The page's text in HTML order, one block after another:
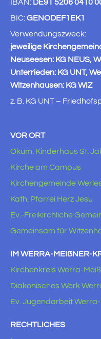
IBAN: DE91 5206 0410
BIC:GENODEF1EK1
Verwendungszweck:
jeweilige
Neuseesen: KG NEUS,
Unterrieden: KG UNT,
Witzenhausen: KG WIZ
z. B. KG UNT –
VOR ORT
Ökum. Kinderhaus St.
Kirche am Campus
Kirchengemeinde
Kath. Pfarrei Herz Jesu
Ev.-Freikirchliche
Gemeinsam für
IM WERRA-MEIẞNER-
Kirchenkreis Werra-
Diakonisches Werk
Ev. Jugendarbeit
RECHTLICHES